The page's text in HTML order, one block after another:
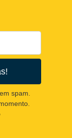
spam.